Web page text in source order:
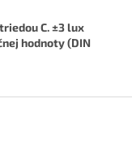
C. ±3 lux
hodnoty (DIN